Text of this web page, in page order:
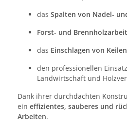
das Spalten von Nadel-
Forst- und
das Einschlagen von Keilen
den professionellen
Landwirtschaft und
Dank ihrer durchdachten
ein effizientes, sauberes und
Arbeiten.